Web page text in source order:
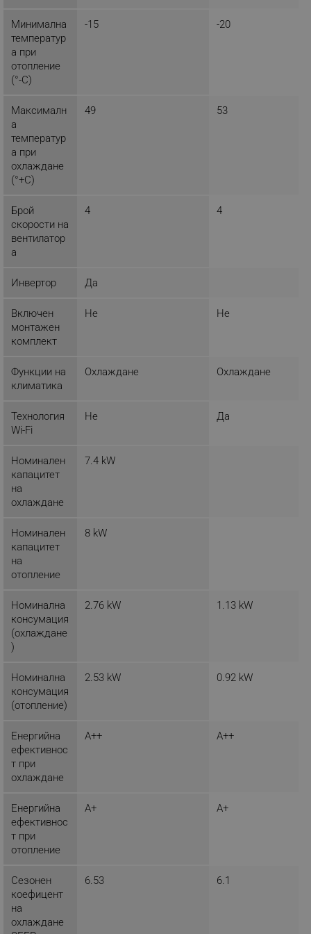
Минимална
температур
а при
отопление
(°-C)
-15 -20
Максималн
а
температур
а при
охлаждане
(°+C)
49 53
Брой
скорости на
вентилатор
а
4 4
Инвертор Да
Включен
монтажен
комплект
Не Не
Функции на
климатика
Охлаждане Охлаждане
Технология
Wi-Fi
Не Да
Номинален
капацитет
на
охлаждане
7.4 kW
Номинален
капацитет
на
отопление
8 kW
Номинална
консумация
(охлаждане
)
2.76 kW 1.13 kW
Номинална
консумация
(отопление)
2.53 kW 0.92 kW
Енергийна
ефективнос
т при
охлаждане
A++ A++
Енергийна
ефективнос
т при
отопление
A+ A+
Сезонен
коефицент
на
охлаждане
6.53 6.1
rlv_p